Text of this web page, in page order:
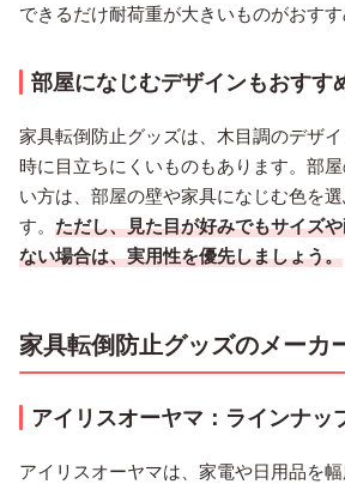
できるだけ耐荷重が大きいものがおすす
部屋になじむデザインもおすす
家具転倒防止グッズは、木目調のデザ
時に目立ちにくいものもあります。部
い方は、部屋の壁や家具になじむ色を
す。 ただし、見た目が好みでもサイズ
ない場合は、実用性を優先しましょう。
家具転倒防止グッズのメーカ
アイリスオーヤマ：ラインナッ
アイリスオーヤマは、家電や日用品を